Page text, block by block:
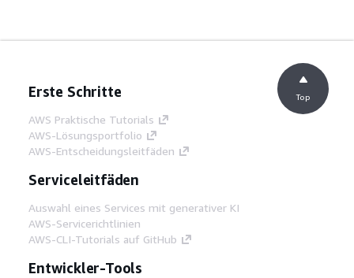
Erste Schritte
AWS Praktische Tutorials
AWS-Lösungsportfolio
AWS-Entscheidungsleitfäden
Serviceleitfäden
Auswahl eines Services mit generativer KI
AWS-Servicerichtlinien
AWS-CLI-Tutorials auf GitHub
Entwickler-Tools
Top